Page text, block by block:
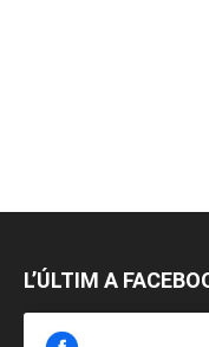
L’ÚLTIM A